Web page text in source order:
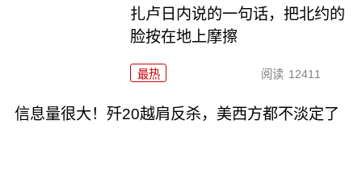
扎卢日内说的一句话，把北约的
脸按在地上摩擦
最热 阅读 12411
信息量很大！歼20越肩反杀，美西方都不淡定了